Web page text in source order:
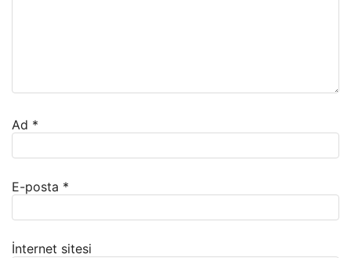
Ad *
E-posta *
İnternet sitesi